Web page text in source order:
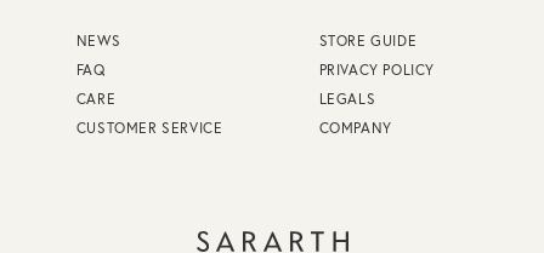
NEWS
STORE GUIDE
FAQ
PRIVACY POLICY
CARE
LEGALS
CUSTOMER SERVICE
COMPANY